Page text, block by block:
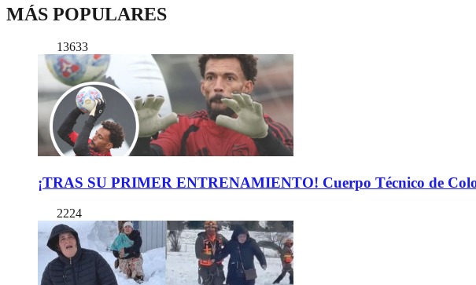
MÁS POPULARES
13633
¡TRAS SU PRIMER ENTRENAMIENTO! Cuerpo Técnico de
2224